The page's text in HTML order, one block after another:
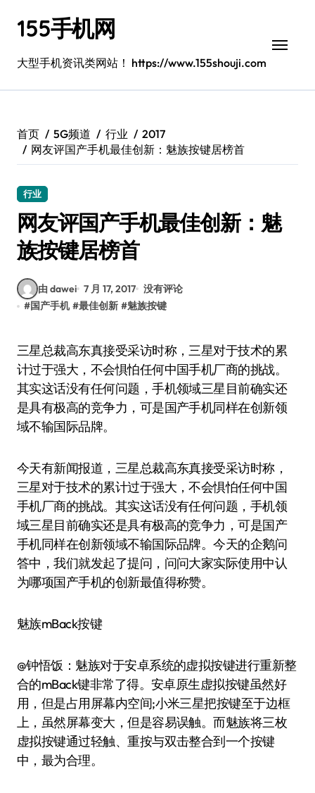
155手机网
大型手机资讯类网站！ https://www.155shouji.com
首页 5G频道 行业
2017
网友评国产手机最佳创新：魅族按键居榜首
行业
网友评国产手机最佳创新：魅
族按键居榜首
由 dawei 7 月 17, 2017 没有评论
#国产手机 #最佳创新 #魅族按键
三星总裁高东真接受采访时称，三星对于技术的累
计过于强大，不会惧怕任何中国手机厂商的挑战。
其实这话没有任何问题，手机领域三星目前确实还
是具有极高的竞争力，可是国产手机同样在创新领
域不输国际品牌。
今天有新闻报道，三星总裁高东真接受采访时称，
三星对于技术的累计过于强大，不会惧怕任何中国
手机厂商的挑战。其实这话没有任何问题，手机领
域三星目前确实还是具有极高的竞争力，可是国产
手机同样在创新领域不输国际品牌。今天的企鹅问
答中，我们就发起了提问，问问大家实际使用中认
为哪项国产手机的创新最值得称赞。
魅族mBack按键
@钟悟饭：魅族对于安卓系统的虚拟按键进行重新整
合的mBack键非常了得。安卓原生虚拟按键虽然好
用，但是占用屏幕内空间;小米三星把按键至于边框
上，虽然屏幕变大，但是容易误触。而魅族将三枚
虚拟按键通过轻触、重按与双击整合到一个按键
中，最为合理。